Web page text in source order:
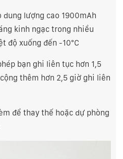
lượng cao 1900mAh
kinh ngạc trong nhiều
độ xuống đến -10°C
bạn ghi liên tục hơn 1,5
thêm hơn 2,5 giờ ghi liên
để thay thế hoặc dự phòng